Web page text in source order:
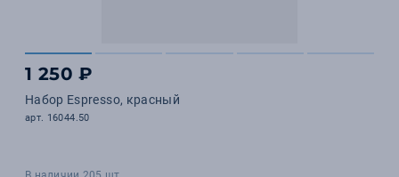
1 250 ₽
Набор Espresso, красный
арт. 16044.50